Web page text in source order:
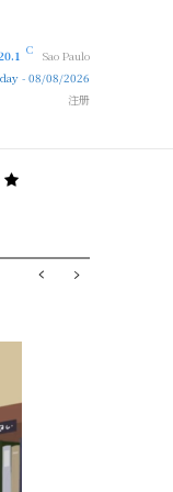
C
Sao Paulo
- 08/08/2026
注册